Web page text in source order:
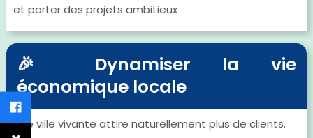
et porter des projets ambitieux
🎉 Dynamiser la vie
économique locale
Une ville vivante attire naturellement plus de clients.